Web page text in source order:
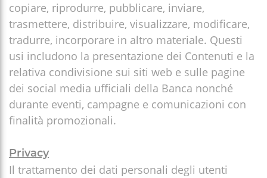
copiare, riprodurre, pubblicare, inviare,
trasmettere, distribuire, visualizzare, modificare,
tradurre, incorporare in altro materiale. Questi
usi includono la presentazione dei Contenuti e la
relativa condivisione sui siti web e sulle pagine
dei social media ufficiali della Banca nonché
durante eventi, campagne e comunicazioni con
finalità promozionali.
Privacy
Il trattamento dei dati personali degli utenti